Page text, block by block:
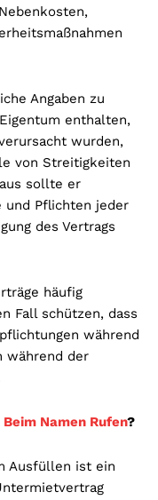
Angaben zu
enthalten,
wurden,
von Streitigkeiten
sollte er
und Pflichten jeder
des Vertrags
häufig
Fall schützen, dass
während
während der
Namen Rufen?
Ausfüllen ist ein